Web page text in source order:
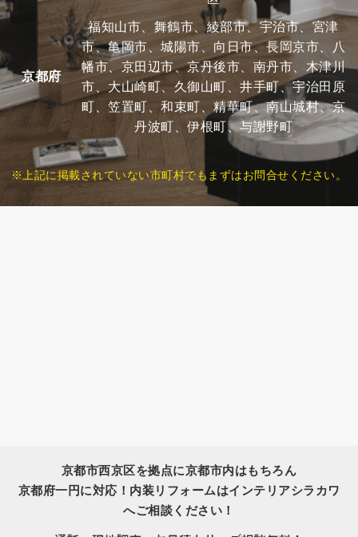
京都府
福知山市、舞鶴市、綾部市、宇治市、宮津
市、亀岡市、城陽市、向日市、長岡京市、八
幡市、京田辺市、京丹後市、南丹市、木津川
市、大山崎町、久御山町、井手町、宇治田原
町、笠置町、和束町、精華町、南山城村、京
丹波町、伊根町、与謝野町
※上記に掲載されていない市町村でもまずはお問合せください。
京都市西京区を拠点に京都市内はもちろん
京都府一円に対応！内装リフォームはインテリアシラカワ
へご相談ください！